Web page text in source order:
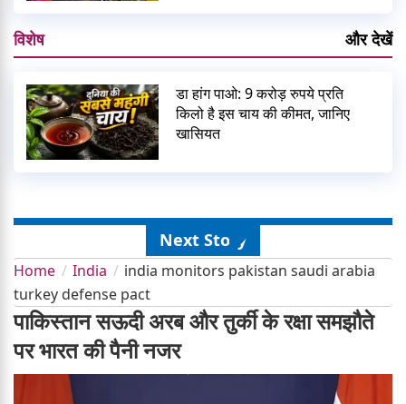
विशेष और देखें
डा हांग पाओ: 9 करोड़ रुपये प्रति
किलो है इस चाय की कीमत, जानिए
खासियत
Next Story
Home India
india monitors pakistan saudi arabia
turkey defense pact
पाकिस्तान सऊदी अरब और तुर्की के रक्षा समझौते
पर भारत की पैनी नजर